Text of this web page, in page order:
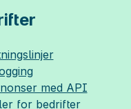
med API
for bedrifter